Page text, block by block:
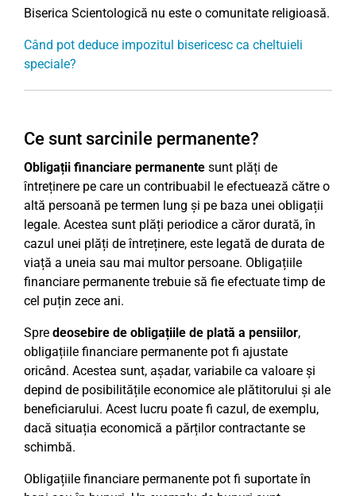
Biserica Scientologică nu este o comunitate religioasă.
Când pot deduce impozitul bisericesc ca cheltuieli
speciale?
Ce sunt sarcinile permanente?
Obligații financiare permanente sunt plăți de
întreținere pe care un contribuabil le efectuează către o
altă persoană pe termen lung și pe baza unei obligații
legale. Acestea sunt plăți periodice a căror durată, în
cazul unei plăți de întreținere, este legată de durata de
viață a uneia sau mai multor persoane. Obligațiile
financiare permanente trebuie să fie efectuate timp de
cel puțin zece ani.
Spre deosebire de obligațiile de plată a pensiilor,
obligațiile financiare permanente pot fi ajustate
oricând. Acestea sunt, așadar, variabile ca valoare și
depind de posibilitățile economice ale plătitorului și ale
beneficiarului. Acest lucru poate fi cazul, de exemplu,
dacă situația economică a părților contractante se
schimbă.
Obligațiile financiare permanente pot fi suportate în